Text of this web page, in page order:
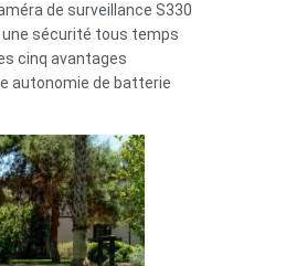
données
menace
Facebook,
Telegram
GitHub
de surveillance S330
sécurité tous temps
cinq avantages
autonomie de batterie